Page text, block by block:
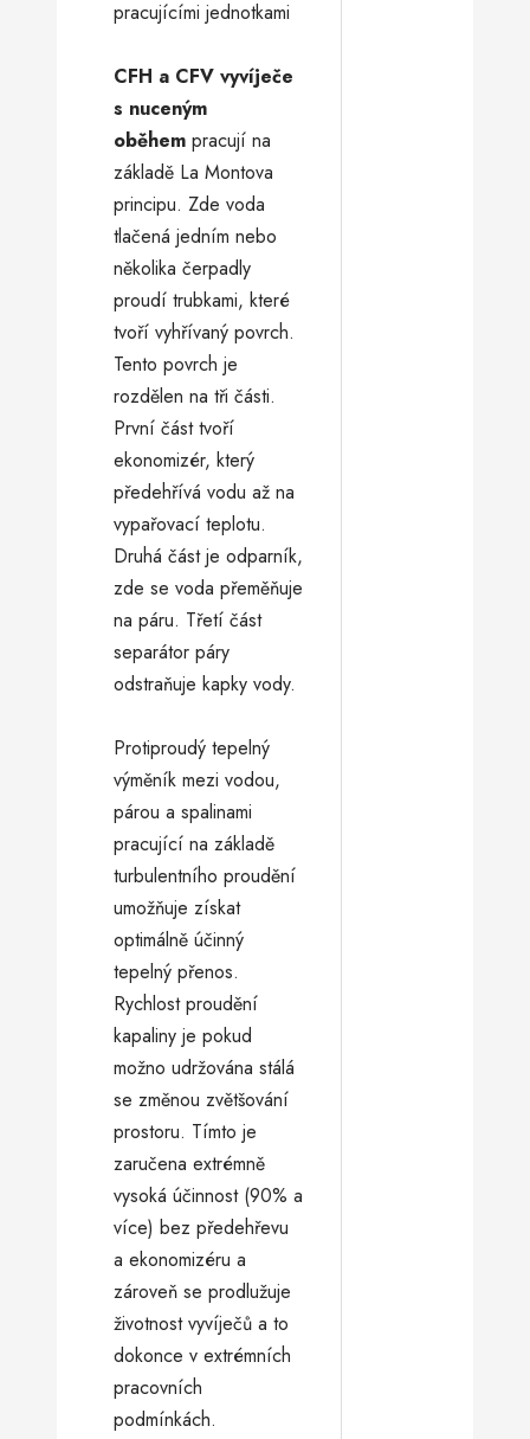
pracujícími jednotkami
CFH a CFV vyvíječe
s nuceným
oběhem pracují na
základě La Montova
principu. Zde voda
tlačená jedním nebo
několika čerpadly
proudí trubkami, které
tvoří vyhřívaný povrch.
Tento povrch je
rozdělen na tři části.
První část tvoří
ekonomizér, který
předehřívá vodu až na
vypařovací teplotu.
Druhá část je odparník,
zde se voda přeměňuje
na páru. Třetí část
separátor páry
odstraňuje kapky vody.
Protiproudý tepelný
výměník mezi vodou,
párou a spalinami
pracující na základě
turbulentního proudění
umožňuje získat
optimálně účinný
tepelný přenos.
Rychlost proudění
kapaliny je pokud
možno udržována stálá
se změnou zvětšování
prostoru. Tímto je
zaručena extrémně
vysoká účinnost (90% a
více) bez předehřevu
a ekonomizéru a
zároveň se prodlužuje
životnost vyvíječů a to
dokonce v extrémních
pracovních
podmínkách.